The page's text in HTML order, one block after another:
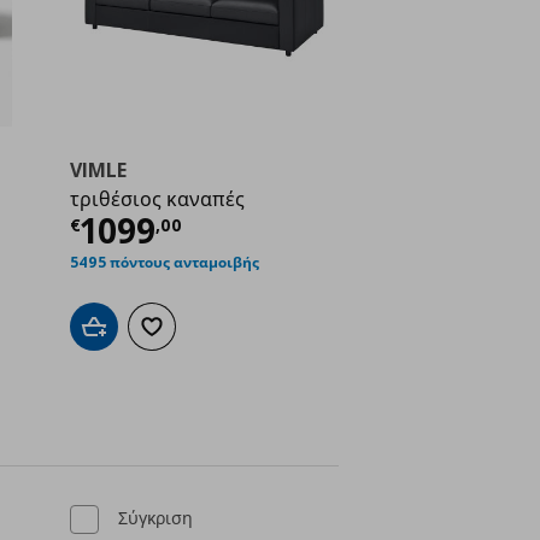
€ 1799,00
VIMLE
τριθέσιος καναπές
€1099,00
Τρέχουσα τιμή
5495 πόντους ανταμοιβής
Προσθήκη στο καλάθι
Προσθήκη στα αγαπημένα
Σύγκριση